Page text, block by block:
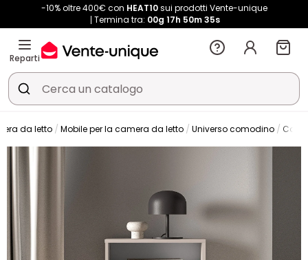
-10% oltre 400€ con HEAT10sui prodotti Vente-unique
Termina tra: 00g 17h 50m 34s
Reparti
da letto Mobile per la camera da letto Universo comodino